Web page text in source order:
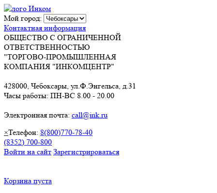
Мой город:
Контактная информация
ОБЩЕСТВО С ОГРАНИЧЕННОЙ
ОТВЕТСТВЕННОСТЬЮ
"ТОРГОВО-ПРОМЫШЛЕННАЯ
КОМПАНИЯ "ИНКОМЦЕНТР"
428000, Чебоксары, ул.Ф.Энгельса, д.31
Часы работы: ПН-ВС 8.00 - 20.00
Электронная почта: call@ink.ru
×Телефон: 8(800)770-78-40
(8352) 700-800
Войти на сайт Зарегистрироваться
Корзина пуста